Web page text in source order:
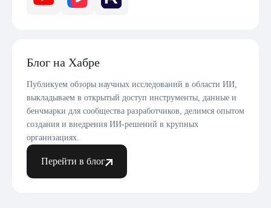
Блог на Хабре
Публикуем обзоры научных исследований в области ИИ,
выкладываем в открытый доступ инструменты, данные и
бенчмарки для сообщества разработчиков, делимся опытом
создания и внедрения ИИ-решений в крупных
организациях.
Перейти в блог